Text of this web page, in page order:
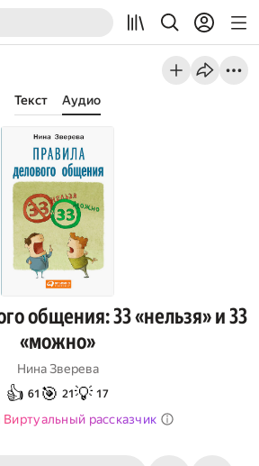
Текст Аудио
общения: 33 «нельзя» и 33
«можно»
Нина Зверева
👍 61 🎯 21💡 17
рассказчик